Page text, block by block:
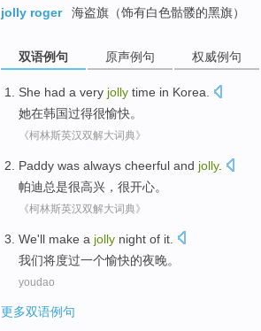
jolly roger
海盗旗（饰有白色骷髅的黑旗）
双语例句 原声例句 权威例句
She had a very jolly time in Korea
她在韩国过得很愉快。
《柯林斯英汉双解大词典》
Paddy was always cheerful and jolly.
帕迪总是很高兴 ， 很开心。
《柯林斯英汉双解大词典》
We'll make a jolly night of it.
我们将度过一个愉快的夜晚。
youdao
更多双语例句